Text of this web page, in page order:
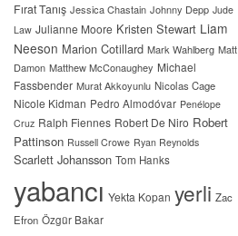
Fırat Tanış Jessica Chastain Johnny Depp Jude
Law Julianne Moore Kristen Stewart Liam
Neeson Marion Cotillard Mark Wahlberg Matt
Damon Matthew McConaughey Michael
Fassbender Murat Akkoyunlu Nicolas Cage
Nicole Kidman Pedro Almodóvar Penélope
Cruz Ralph Fiennes Robert De Niro Robert
Pattinson Russell Crowe Ryan Reynolds
Scarlett Johansson Tom Hanks
yabancı Yekta Kopan yerli Zac
Efron Özgür Bakar